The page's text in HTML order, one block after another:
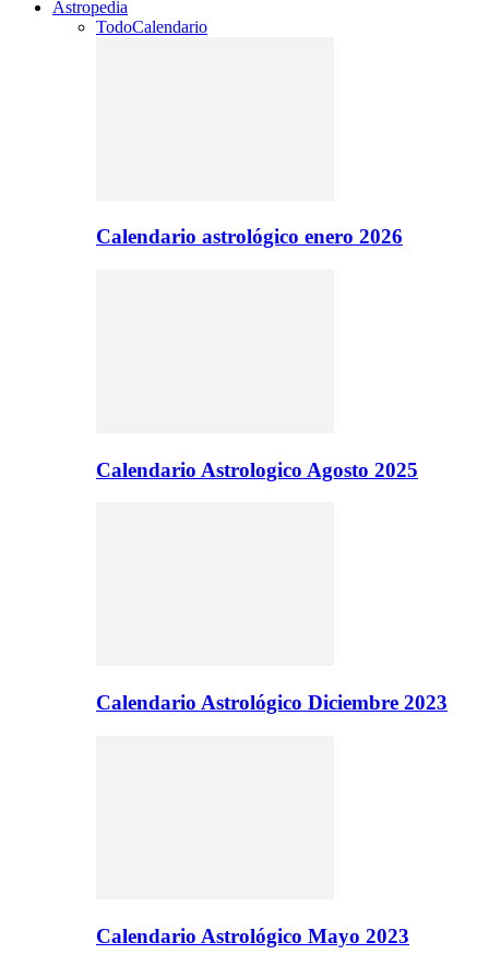
Astropedia
TodoCalendario
Calendario astrológico enero 2026
Calendario Astrologico Agosto 2025
Calendario Astrológico Diciembre 2023
Calendario Astrológico Mayo 2023